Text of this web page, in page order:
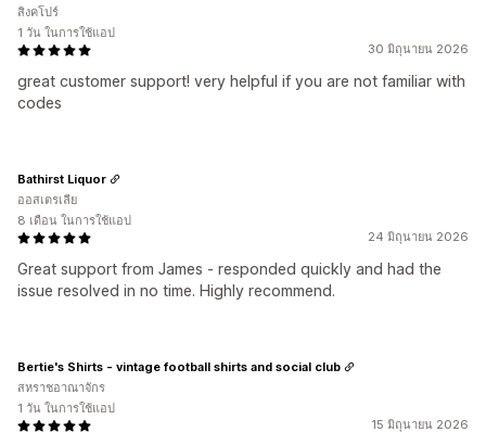
30 มิถุนายน 2026
great customer support! very helpful if you are not familiar with
codes
สิงคโปร์
1 วัน ในการใช้แอป
24 มิถุนายน 2026
Great support from James - responded quickly and had the
issue resolved in no time. Highly recommend.
Bathirst Liquor
ออสเตรเลีย
8 เดือน ในการใช้แอป
15 มิถุนายน 2026
Bertie's Shirts - vintage football shirts and social club
สหราชอาณาจักร
1 วัน ในการใช้แอป